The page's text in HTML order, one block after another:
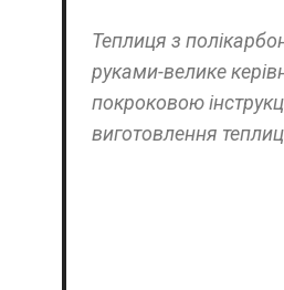
Теплиця з
руками-велике
покроковою
виготовлення